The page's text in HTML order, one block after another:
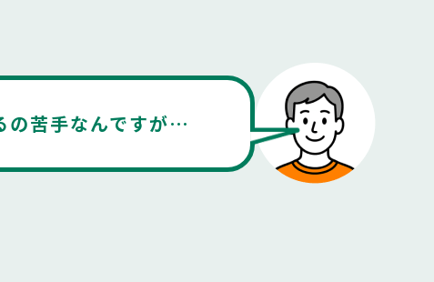
の苦手なんですが…